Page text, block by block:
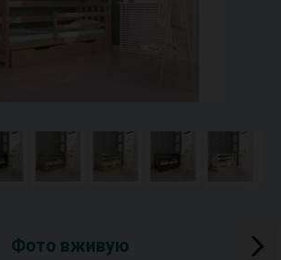
Фото вживую